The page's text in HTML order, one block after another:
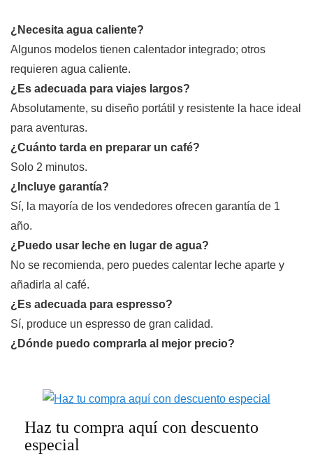
¿Necesita agua caliente?
Algunos modelos tienen calentador integrado; otros
requieren agua caliente.
¿Es adecuada para viajes largos?
Absolutamente, su diseño portátil y resistente la hace ideal
para aventuras.
¿Cuánto tarda en preparar un café?
Solo 2 minutos.
¿Incluye garantía?
Sí, la mayoría de los vendedores ofrecen garantía de 1
año.
¿Puedo usar leche en lugar de agua?
No se recomienda, pero puedes calentar leche aparte y
añadirla al café.
¿Es adecuada para espresso?
Sí, produce un espresso de gran calidad.
¿Dónde puedo comprarla al mejor precio?
Haz tu compra aquí con descuento
especial